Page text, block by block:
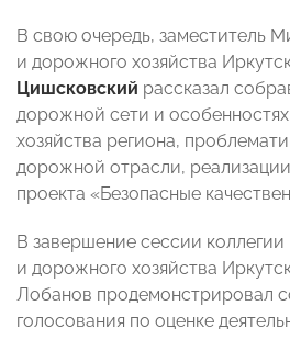
В свою очередь, заместитель
и дорожного хозяйства
Цишсковский рассказал
дорожной сети и
хозяйства региона,
дорожной отрасли,
проекта «Безопасные
В завершение сессии
и дорожного хозяйства
Лобанов продемонстрировал
голосования по оценке